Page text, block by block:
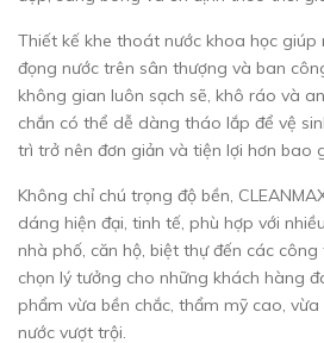
Thiết kế khe thoát nước khoa học giúp
đọng nước trên sân thượng và ban
không gian luôn sạch sẽ, khô ráo và
chắn có thể dễ dàng tháo lắp để vệ
trì trở nên đơn giản và tiện lợi hơn bao
Không chỉ chú trọng độ bền,
dáng hiện đại, tinh tế, phù hợp với
nhà phố, căn hộ, biệt thự đến các
chọn lý tưởng cho những khách hàng
phẩm vừa bền chắc, thẩm mỹ cao,
nước vượt trội.